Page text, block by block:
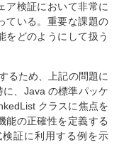
ア検証において非常に
ている。重要な課題の
をどのようにして扱う
るため、上記の問題に
、Java の標準パッケ
クラスに焦点を
能の正確性を定義する
証に利用する例を示